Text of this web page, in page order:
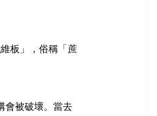
維板」，俗稱「蔗
會被破壞。當去